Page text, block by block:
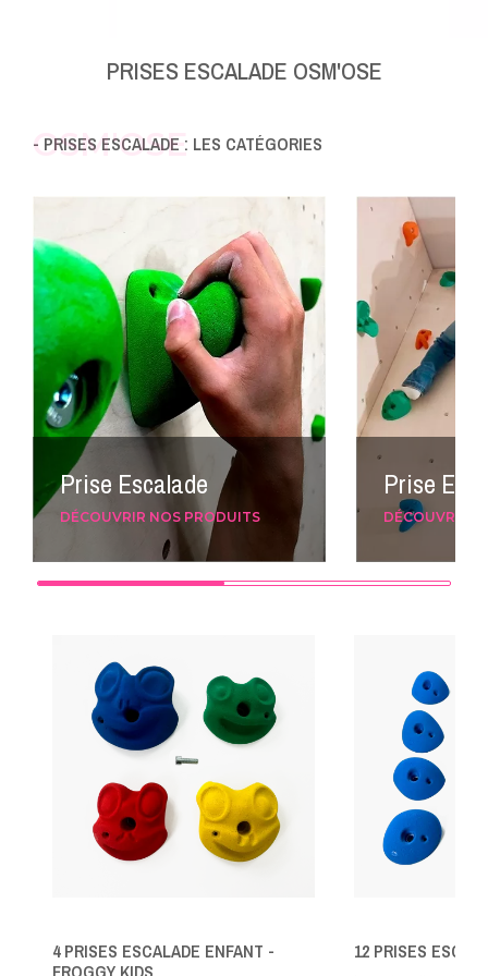
PRISES ESCALADE OSM'OSE
- PRISES ESCALADE : LES CATÉGORIES
OSM'OSE
Prise Escalade
DÉCOUVRIR NOS PRODUITS
Prise
DÉCOUVRIR
4 PRISES ESCALADE ENFANT -
12 PRISES